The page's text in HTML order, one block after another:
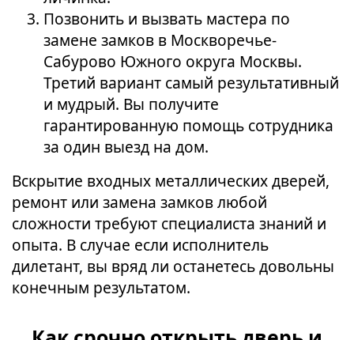
Позвонить и вызвать мастера по
замене замков в Москворечье-
Сабурово Южного округа Москвы.
Третий вариант самый результативный
и мудрый. Вы получите
гарантированную помощь сотрудника
за один выезд на дом.
Вскрытие входных металлических дверей,
ремонт или замена замков любой
сложности требуют специалиста знаний и
опыта. В случае если исполнитель
дилетант, вы вряд ли останетесь довольны
конечным результатом.